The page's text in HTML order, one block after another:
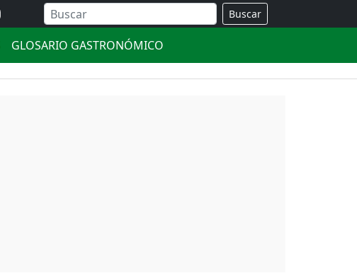
Buscar
GLOSARIO GASTRONÓMICO